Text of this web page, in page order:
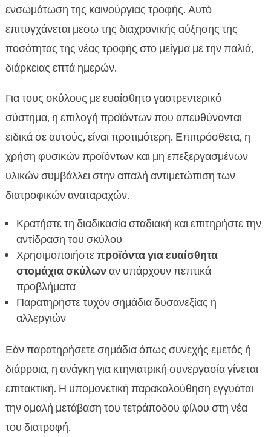
ενσωμάτωση της καινούργιας τροφής. Αυτό
επιτυγχάνεται μεσω της διαχρονικής αύξησης της
ποσότητας της νέας τροφής στο μείγμα με την παλιά,
διάρκειας επτά ημερών.
Για τους σκύλους με ευαίσθητο γαστρεντερικό
σύστημα, η επιλογή προϊόντων που απευθύνονται
ειδικά σε αυτούς, είναι προτιμότερη. Επιπρόσθετα, η
χρήση φυσικών προϊόντων και μη επεξεργασμένων
υλικών συμβάλλει στην απαλή αντιμετώπιση των
διατροφικών αναταραχών.
Κρατήστε τη διαδικασία σταδιακή και επιτηρήστε την
αντίδραση του σκύλου
Χρησιμοποιήστεπροϊόντα για ευαίσθητα
στομάχια σκύλωναν υπάρχουν πεπτικά
προβλήματα
Παρατηρήστε τυχόν σημάδια δυσανεξίας ή
αλλεργιών
Εάν παρατηρήσετε σημάδια όπως συνεχής εμετός ή
διάρροια, η ανάγκη για κτηνιατρική συνεργασία γίνεται
επιτακτική. Η υπομονετική παρακολούθηση εγγυάται
την ομαλή μετάβαση του τετράποδου φίλου στη νέα
του διατροφή.